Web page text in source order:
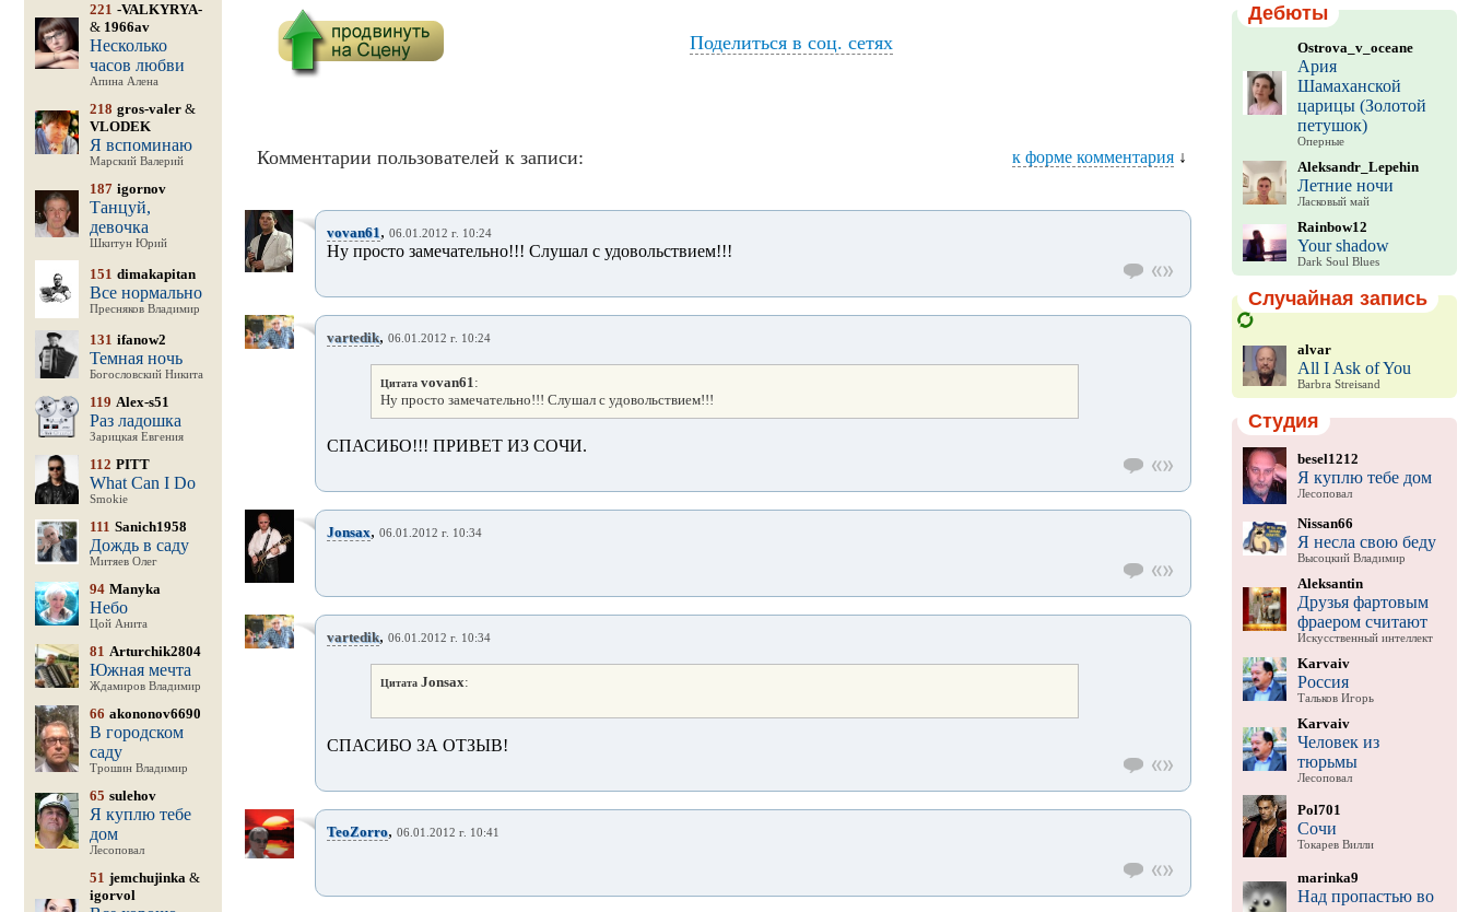
221 -VALKYRYA-
& 1966av
Несколько
часов любви
Апина Алена
218 gros-valer&
VLODEK
Я вспоминаю
Марский Валерий
187 igornov
Танцуй,
девочка
Шкитун Юрий
151 dimakapitan
Все нормально
Пресняков Владимир
131 ifanow2
Темная ночь
Богословский Никита
119 Alex-s51
Раз ладошка
Зарицкая Евгения
112 PITT
What Can I Do
Smokie
111 Sanich1958
Дождь в саду
Митяев Олег
94 Manyka
Небо
Цой Анита
81 Arturchik2804
Южная мечта
Ждамиров Владимир
66 akononov6690
В городском
саду
Трошин Владимир
65 sulehov
Я куплю тебе
дом
Лесоповал
51 jemchujinka&
igorvol
Поделиться в соц. сетях
Комментарии пользователей к записи: к форме комментария ↓
vovan61, 06.01.2012 г. 10:24
Ну просто замечательно!!! Слушал с удовольствием!!!
vartedik, 06.01.2012 г. 10:24
Цитатаvovan61:
Ну просто замечательно!!! Слушал с удовольствием!!!
СПАСИБО!!! ПРИВЕТ ИЗ СОЧИ.
Jonsax, 06.01.2012 г. 10:34
vartedik, 06.01.2012 г. 10:34
ЦитатаJonsax:
СПАСИБО ЗА ОТЗЫВ!
TeoZorro, 06.01.2012 г. 10:41
Дебюты
Ostrova_v_oceane
Ария
Шамаханской
царицы (Золотой
петушок)
Оперные
Aleksandr_Lepehin
Летние ночи
Ласковый май
Rainbow12
Your shadow
Dark Soul Blues
Случайная запись
alvar
All I Ask of You
Barbra Streisand
Студия
besel1212
Я куплю тебе дом
Лесоповал
Nissan66
Я несла свою беду
Высоцкий Владимир
Aleksantin
Друзья фартовым
фраером считают
Искусственный интеллект
Karvaiv
Россия
Тальков Игорь
Karvaiv
Человек из
тюрьмы
Лесоповал
Pol701
Сочи
Токарев Вилли
marinka9
Над пропастью во